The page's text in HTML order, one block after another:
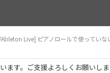
Live] ピアノロールで使っていな
ます。ご支援よろしくお願いしま